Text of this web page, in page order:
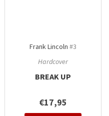
Frank Lincoln #3
Hardcover
BREAK UP
€17,95